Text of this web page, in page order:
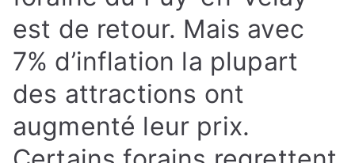
est de retour. Mais avec
7% d’inflation la plupart
des attractions ont
augmenté leur prix.